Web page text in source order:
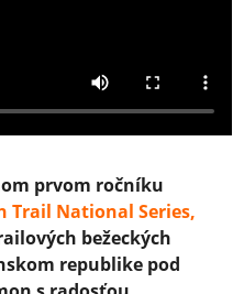
prvom ročníku
Trail National Series,
bežeckých
republike pod